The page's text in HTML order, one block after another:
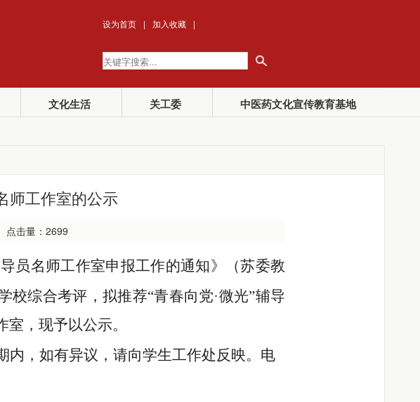
设为首页 | 加入收藏 |
文化生活 关工委 中医药文化宣传教育基地
师工作室的公示
击量： 2699
员名师工作室申报工作的通知》（苏委教
综合考评，拟推荐“青春向党·微光”辅导
，现予以公示。
内，如有异议，请向学生工作处反映。电